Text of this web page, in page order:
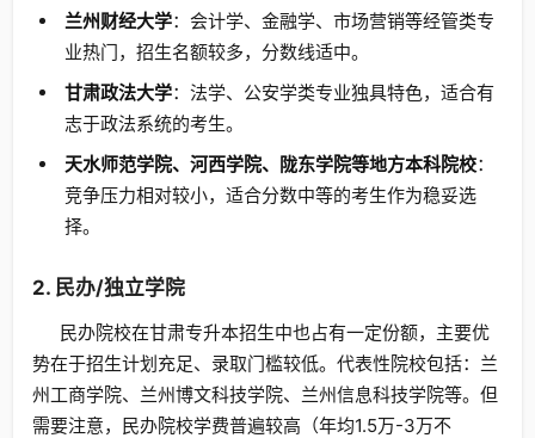
兰州财经大学：会计学、金融学、市场营销等经管类专
业热门，招生名额较多，分数线适中。
甘肃政法大学：法学、公安学类专业独具特色，适合有
志于政法系统的考生。
天水师范学院、河西学院、陇东学院等地方本科院校：
竞争压力相对较小，适合分数中等的考生作为稳妥选
择。
2. 民办/独立学院
民办院校在甘肃专升本招生中也占有一定份额，主要优
势在于招生计划充足、录取门槛较低。代表性院校包括：兰
州工商学院、兰州博文科技学院、兰州信息科技学院等。但
需要注意，民办院校学费普遍较高（年均1.5万-3万不